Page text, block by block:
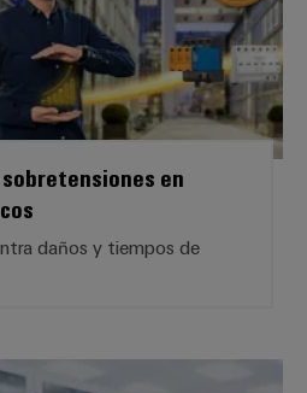
en
daños y tiempos de